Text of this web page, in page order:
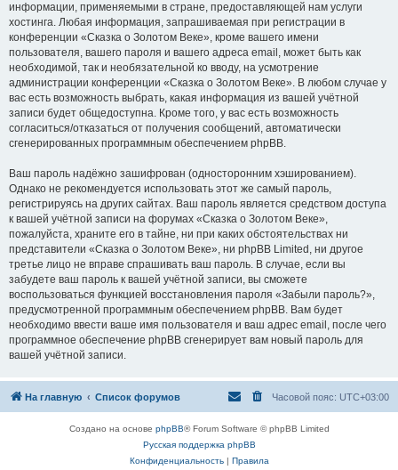
информации, применяемыми в стране, предоставляющей нам услуги
хостинга. Любая информация, запрашиваемая при регистрации в
конференции «Сказка о Золотом Веке», кроме вашего имени
пользователя, вашего пароля и вашего адреса email, может быть как
необходимой, так и необязательной ко вводу, на усмотрение
администрации конференции «Сказка о Золотом Веке». В любом случае у
вас есть возможность выбрать, какая информация из вашей учётной
записи будет общедоступна. Кроме того, у вас есть возможность
согласиться/отказаться от получения сообщений, автоматически
сгенерированных программным обеспечением phpBB.
Ваш пароль надёжно зашифрован (односторонним хэшированием).
Однако не рекомендуется использовать этот же самый пароль,
регистрируясь на других сайтах. Ваш пароль является средством доступа
к вашей учётной записи на форумах «Сказка о Золотом Веке»,
пожалуйста, храните его в тайне, ни при каких обстоятельствах ни
представители «Сказка о Золотом Веке», ни phpBB Limited, ни другое
третье лицо не вправе спрашивать ваш пароль. В случае, если вы
забудете ваш пароль к вашей учётной записи, вы сможете
воспользоваться функцией восстановления пароля «Забыли пароль?»,
предусмотренной программным обеспечением phpBB. Вам будет
необходимо ввести ваше имя пользователя и ваш адрес email, после чего
программное обеспечение phpBB сгенерирует вам новый пароль для
вашей учётной записи.
На главную Список форумов Часовой пояс: UTC+03:00
Создано на основе phpBB® Forum Software © phpBB Limited
Русская поддержка phpBB
Конфиденциальность| Правила